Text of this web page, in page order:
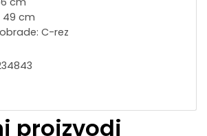
49 cm
C-rez
proizvodi